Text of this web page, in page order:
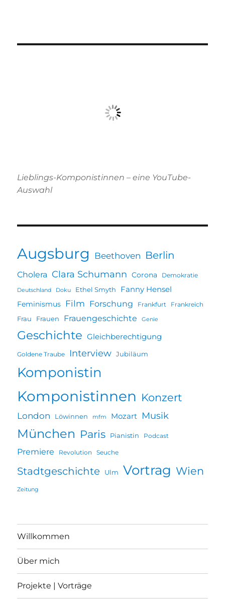
Lieblings-Komponistinnen – eine YouTube-
Auswahl
Augsburg Beethoven Berlin
Cholera Clara Schumann Corona Demokratie
Deutschland Doku Ethel Smyth Fanny Hensel
Feminismus Film Forschung Frankfurt Frankreich
Frau Frauen Frauengeschichte Genie
Geschichte Gleichberechtigung
Goldene Traube Interview Jubiläum
Komponistin
Komponistinnen Konzert
London Löwinnen mfm Mozart Musik
München Paris Pianistin Podcast
Premiere Revolution Seuche
Stadtgeschichte Ulm Vortrag Wien
Zeitung
Willkommen
Über mich
Projekte | Vorträge